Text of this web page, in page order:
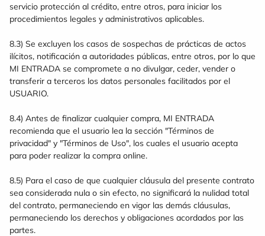
servicio protección al crédito, entre otros, para iniciar los
procedimientos legales y administrativos aplicables.
8.3) Se excluyen los casos de sospechas de prácticas de actos
ilícitos, notificación a autoridades públicas, entre otros, por lo que
MI ENTRADA se compromete a no divulgar, ceder, vender o
transferir a terceros los datos personales facilitados por el
USUARIO.
8.4) Antes de finalizar cualquier compra, MI ENTRADA
recomienda que el usuario lea la sección "Términos de
privacidad" y "Términos de Uso", los cuales el usuario acepta
para poder realizar la compra online.
8.5) Para el caso de que cualquier cláusula del presente contrato
sea considerada nula o sin efecto, no significará la nulidad total
del contrato, permaneciendo en vigor las demás cláusulas,
permaneciendo los derechos y obligaciones acordados por las
partes.